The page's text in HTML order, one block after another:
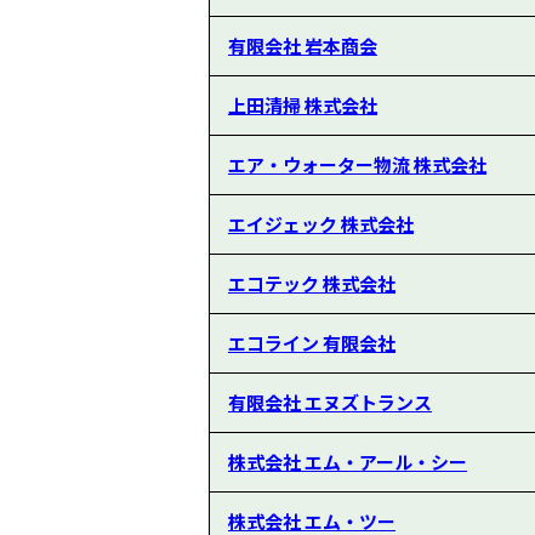
有限会社 岩本商会
上田清掃 株式会社
エア・ウォーター物流 株式会社
エイジェック 株式会社
エコテック 株式会社
エコライン 有限会社
有限会社 エヌズトランス
株式会社 エム・アール・シー
株式会社 エム・ツー